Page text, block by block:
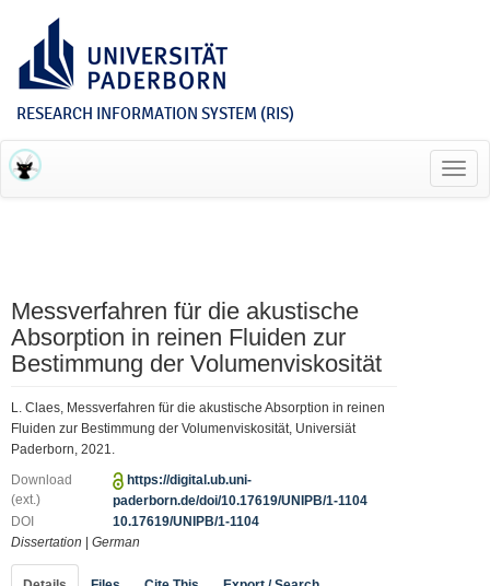
RESEARCH INFORMATION SYSTEM (RIS)
Messverfahren für die akustische
Absorption in reinen Fluiden zur
Bestimmung der Volumenviskosität
L. Claes, Messverfahren für die akustische Absorption in reinen
Fluiden zur Bestimmung der Volumenviskosität, Universiät
Paderborn, 2021.
Download
(ext.)
https://digital.ub.uni-
paderborn.de/doi/10.17619/UNIPB/1-1104
DOI
10.17619/UNIPB/1-1104
Dissertation
German